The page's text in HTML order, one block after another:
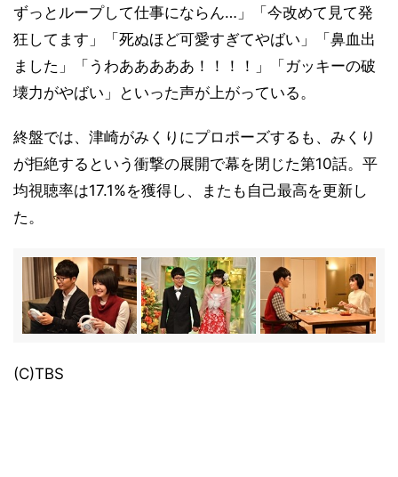
ずっとループして仕事にならん…」「今改めて見て発
狂してます」「死ぬほど可愛すぎてやばい」「鼻血出
ました」「うわあああああ！！！！」「ガッキーの破
壊力がやばい」といった声が上がっている。
終盤では、津崎がみくりにプロポーズするも、みくり
が拒絶するという衝撃の展開で幕を閉じた第10話。平
均視聴率は17.1%を獲得し、またも自己最高を更新し
た。
(C)TBS